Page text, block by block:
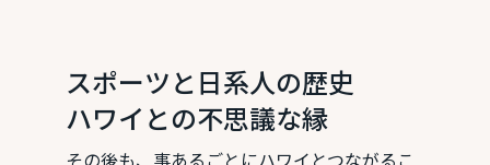
スポーツと日系人の歴史
ハワイとの不思議な縁
その後も、事あるごとにハワイとつながるこ